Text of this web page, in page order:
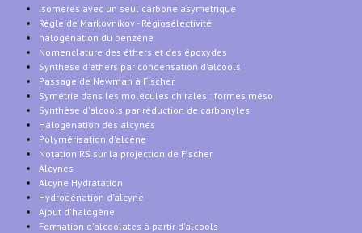
Isomères avec un seul carbone asymétrique
Règle de Markovnikov - Régiosélectivité
halogénation du benzène
Nomenclature des éthers et des époxydes
Synthèse d'éthers par condensation d'alcools
Passage de Newman à Fischer
Symétrie dans les molécules chirales : formes méso
Synthèse d'alcools par réduction de carbonyles
Halogénation des alcynes
Polymérisation d'alcène
Notation RS sur la projection de Fischer
Alcynes
Alcyne Hydratation
Hydrogénation d'alcyne
Ajout d'halogène
Formation d'alcoolates à partir d'alcools